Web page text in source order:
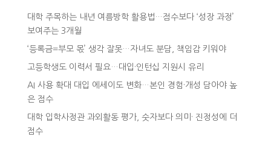
대학 주목하는 내년 여름방학 활용법…점수보다 ‘성장 과정’
보여주는 3개월
‘등록금=부모 몫’ 생각 잘못…자녀도 분담, 책임감 키워야
고등학생도 이력서 필요…대입·인턴십 지원시 유리
AI 사용 확대 대입 에세이도 변화…본인 경험·개성 담아야 높
은 점수
대학 입학사정관 과외활동 평가, 숫자보다 의미· 진정성에 더
점수